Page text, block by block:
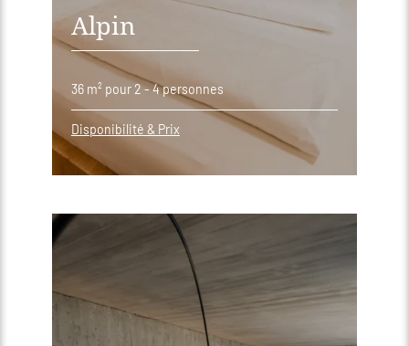
Alpin
36 m² pour 2 - 4 personnes
Disponibilité & Prix